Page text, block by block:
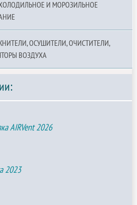
И МОРОЗИЛЬНОЕ
ОСУШИТЕЛИ, ОЧИСТИТЕЛИ,
ВОЗДУХА
AIRVent 2026
2023